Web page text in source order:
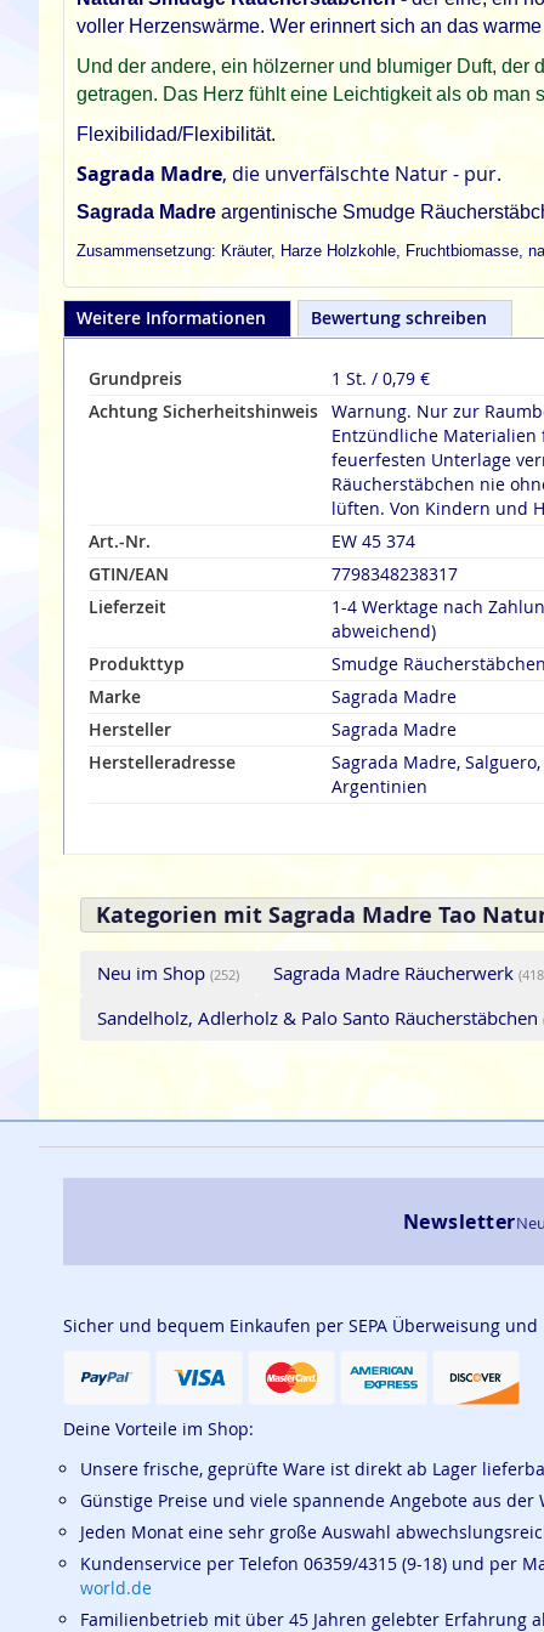
voller Herzenswärme. Wer erinnert sich an das
Und der andere, ein hölzerner und blumiger Duft,
getragen. Das Herz fühlt eine Leichtigkeit als ob
Flexibilidad/Flexibilität.
Sagrada Madre, die unverfälschte Natur - pur.
Sagrada Madre argentinische Smudge
Zusammensetzung: Kräuter, Harze Holzkohle, Fruchtbiomasse,
Weitere Informationen
Grundpreis
1 St. / 0,79 €
Achtung Sicherheitshinweis Warnung. Nur zur
Entzündliche
feuerfesten Unterlage
Räucherstäbchen nie
lüften. Von Kindern und
Art.-Nr.
EW 45 374
GTIN/EAN
7798348238317
Lieferzeit
1-4 Werktage nach
abweichend)
Produkttyp
Smudge Räucherstäbchen
Marke
Sagrada Madre
Hersteller
Sagrada Madre
Herstelleradresse
Sagrada Madre,
Argentinien
Bewertung schreiben
Kategorien mit Sagrada Madre Tao
Neu im Shop (252) Sagrada Madre Räucherwerk
Sandelholz, Adlerholz & Palo Santo Räucherstäbchen
Newsletter
Sicher und bequem Einkaufen per SEPA Überweisung und
Deine Vorteile im Shop:
Unsere frische, geprüfte Ware ist direkt ab Lager
Günstige Preise und viele spannende Angebote aus der
Jeden Monat eine sehr große Auswahl
Kundenservice per Telefon 06359/4315 (9-18) und per
world.de
Familienbetrieb mit über 45 Jahren gelebter Erfahrung